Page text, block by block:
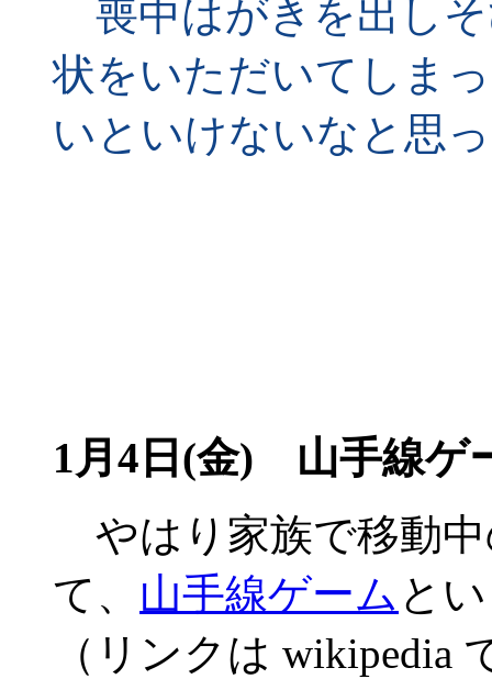
喪中はがきを出し
状をいただいてしま
いといけないなと思
1月4日(金) 山手線ゲ
やはり家族で移動
て、 山手線ゲーム と
（リンクは wikipedia